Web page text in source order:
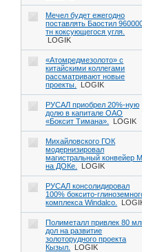
Мечел будет ежегодно
поставлять Баостил
тн коксующегося угля.
LOGIK
«Атомредмезолото» с
китайскими коллегами
рассматривают новые
проекты.
LOGIK
РУСАЛ приобрел 20%-ную
долю в капитале ОАО
«Боксит Тимана».
LOGIK
Михайловского ГОК
модернизировал
магистральный конвейер
на ДОКе.
LOGIK
РУСАЛ консолидировал
100% боксито-
комплекса Windalco.
Полиметалл привлек 80
дол на развитие
золоторудного проекта
Кызыл.
LOGIK